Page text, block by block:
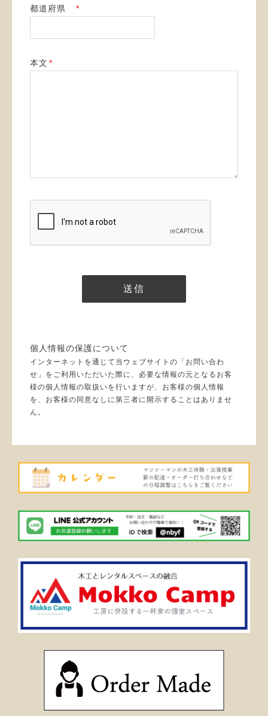
都道府県 *
本文 *
個人情報の保護について
インターネットを通じて当ウェブサイトの「お問い合わ
せ」をご利用いただいた際に、必要な情報の元となるお客
様の個人情報の取扱いを行いますが、お客様の個人情報
を、お客様の同意なしに第三者に開示することはありませ
ん。